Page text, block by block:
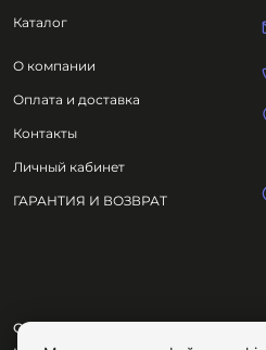
Каталог
О компании
Оплата и доставка
Контакты
Личный кабинет
ГАРАНТИЯ И ВОЗВРАТ
ООО "ОЗДОРОВИТЕЛЬНЫЕ